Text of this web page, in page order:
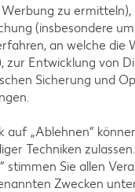
findest du an
zu ermitteln),
(insbesondere
an welche die
zur Entwicklung von
Sicherung und
auf „Ablehnen“
Techniken
stimmen Sie allen
Zwecken